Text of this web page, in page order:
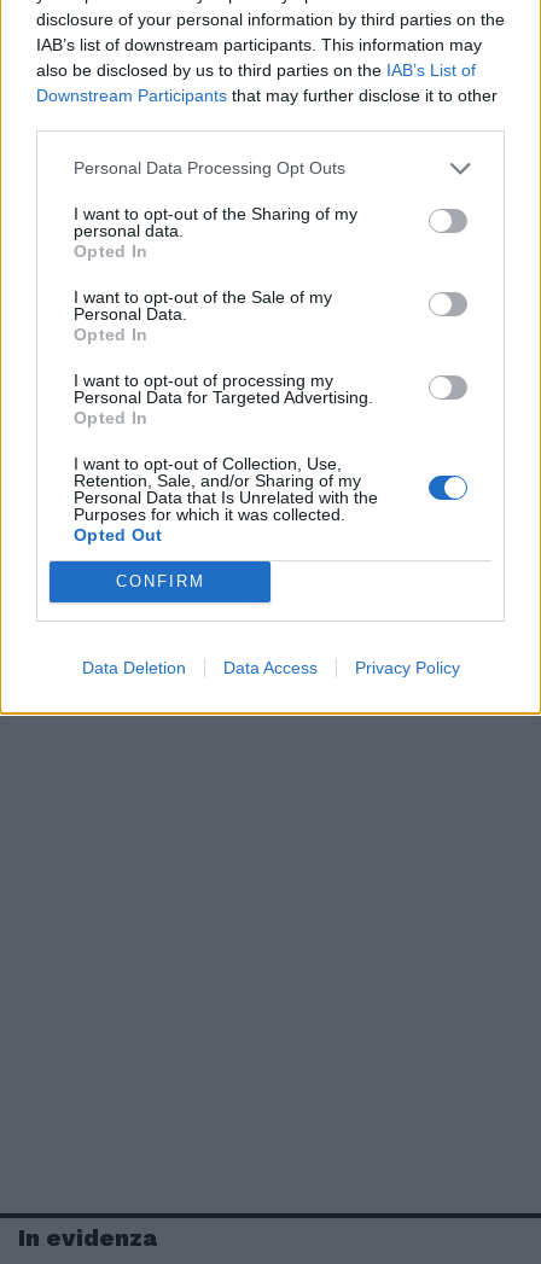
disclosure of your personal information by third parties on the
IAB’s list of downstream participants. This information may
also be disclosed by us to third parties on the IAB’s List of
Downstream Participants that may further disclose it to other
Personal Data Processing Opt Outs
I want to opt-out of the Sharing of my
personal data.
Opted In
I want to opt-out of the Sale of my
Personal Data.
Opted In
I want to opt-out of processing my
Personal Data for Targeted Advertising.
Opted In
I want to opt-out of Collection, Use,
Retention, Sale, and/or Sharing of my
Personal Data that Is Unrelated with the
Purposes for which it was collected.
Opted Out
CONFIRM
Data Deletion Data Access Privacy Policy
In evidenza